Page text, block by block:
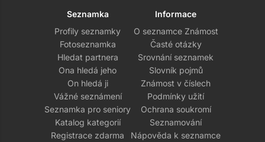
Seznamka
Profily seznamky
Fotoseznamka
Hledat partnera
Ona hledá jeho
On hledá ji
Vážné seznámení
Seznamka pro seniory
Katalog kategorií
Registrace zdarma
Informace
O seznamce Známost
Časté otázky
Srovnání seznamek
Slovník pojmů
Známost v číslech
Podmínky užití
Ochrana soukromí
Seznamování
Nápověda k seznamce